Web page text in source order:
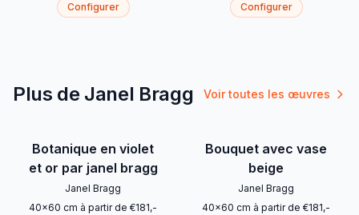
Configurer Configurer
Plus de Janel Bragg Voir toutes les œuvres
Botanique en violet
et or par janel bragg
Janel Bragg
40x60 cm à partir de €181,-
Bouquet avec vase
beige
Janel Bragg
40x60 cm à partir de €181,-